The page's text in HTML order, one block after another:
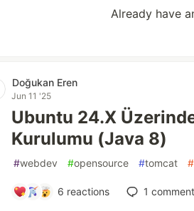
Already have
Doğukan Eren
Jun 11 '25
Ubuntu 24.X
Kurulumu (Java 8)
#webdev #opensource #tomcat #
6 reactions 1 comment